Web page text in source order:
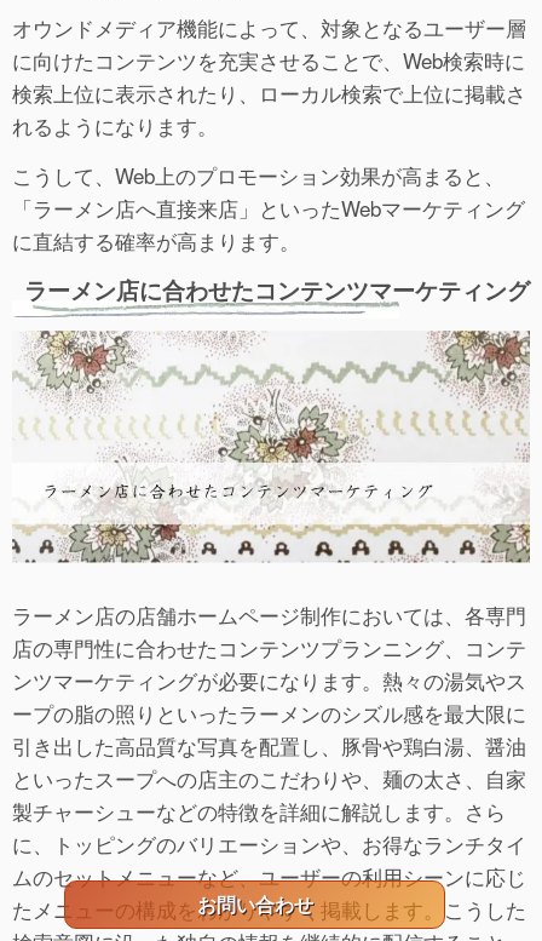
オウンドメディア機能によって、対象となるユーザー層
に向けたコンテンツを充実させることで、Web検索時に
検索上位に表示されたり、ローカル検索で上位に掲載さ
れるようになります。
こうして、Web上のプロモーション効果が高まると、
「ラーメン店へ直接来店」といったWebマーケティング
に直結する確率が高まります。
ラーメン店に合わせたコンテンツマーケティング
ラーメン店の店舗ホームページ制作においては、各専門
店の専門性に合わせたコンテンツプランニング、コンテ
ンツマーケティングが必要になります。熱々の湯気やス
ープの脂の照りといったラーメンのシズル感を最大限に
引き出した高品質な写真を配置し、豚骨や鶏白湯、醤油
といったスープへの店主のこだわりや、麺の太さ、自家
製チャーシューなどの特徴を詳細に解説します。さら
に、トッピングのバリエーションや、お得なランチタイ
ムのセットメニューなど、ユーザーの利用シーンに応じ
たメニューの構成をわかりやすく掲載します。こうした
お問い合わせ